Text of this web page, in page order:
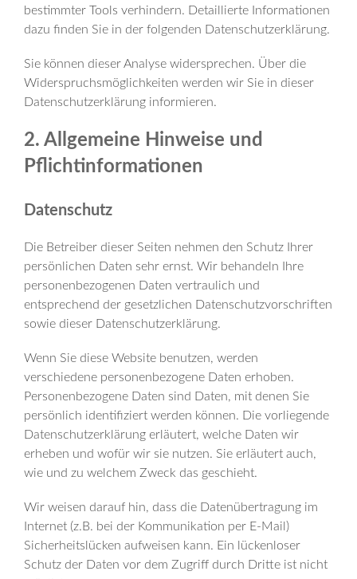
bestimmter Tools verhindern. Detaillierte Informationen
dazu finden Sie in der folgenden Datenschutzerklärung.
Sie können dieser Analyse widersprechen. Über die
Widerspruchsmöglichkeiten werden wir Sie in dieser
Datenschutzerklärung informieren.
2. Allgemeine Hinweise und
Pflichtinformationen
Datenschutz
Die Betreiber dieser Seiten nehmen den Schutz Ihrer
persönlichen Daten sehr ernst. Wir behandeln Ihre
personenbezogenen Daten vertraulich und
entsprechend der gesetzlichen Datenschutzvorschriften
sowie dieser Datenschutzerklärung.
Wenn Sie diese Website benutzen, werden
verschiedene personenbezogene Daten erhoben.
Personenbezogene Daten sind Daten, mit denen Sie
persönlich identifiziert werden können. Die vorliegende
Datenschutzerklärung erläutert, welche Daten wir
erheben und wofür wir sie nutzen. Sie erläutert auch,
wie und zu welchem Zweck das geschieht.
Wir weisen darauf hin, dass die Datenübertragung im
Internet (z.B. bei der Kommunikation per E-Mail)
Sicherheitslücken aufweisen kann. Ein lückenloser
Schutz der Daten vor dem Zugriff durch Dritte ist nicht